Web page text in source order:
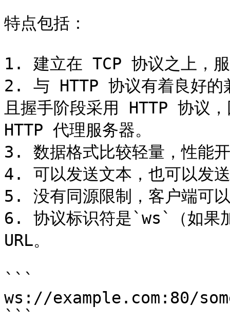
特点包括：
1. 建立在 TCP 协议之上，
2. 与 HTTP 协议有着良好的
且握手阶段采用 HTTP 协议
HTTP 代理服务器。
3. 数据格式比较轻量，性能
4. 可以发送文本，也可以发
5. 没有同源限制，客户端可
6. 协议标识符是`ws`（如果
URL。
```
ws://example.com:80/
```